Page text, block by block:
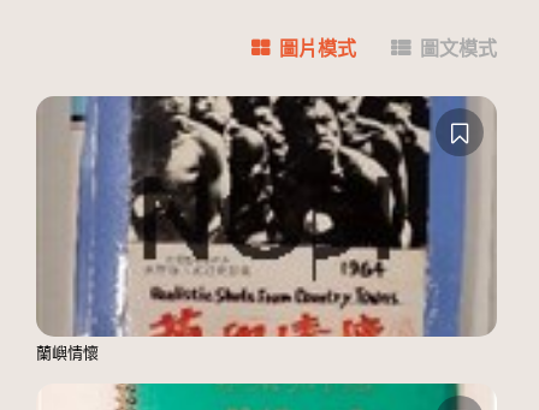
圖片模式 圖文模式
蘭嶼情懷